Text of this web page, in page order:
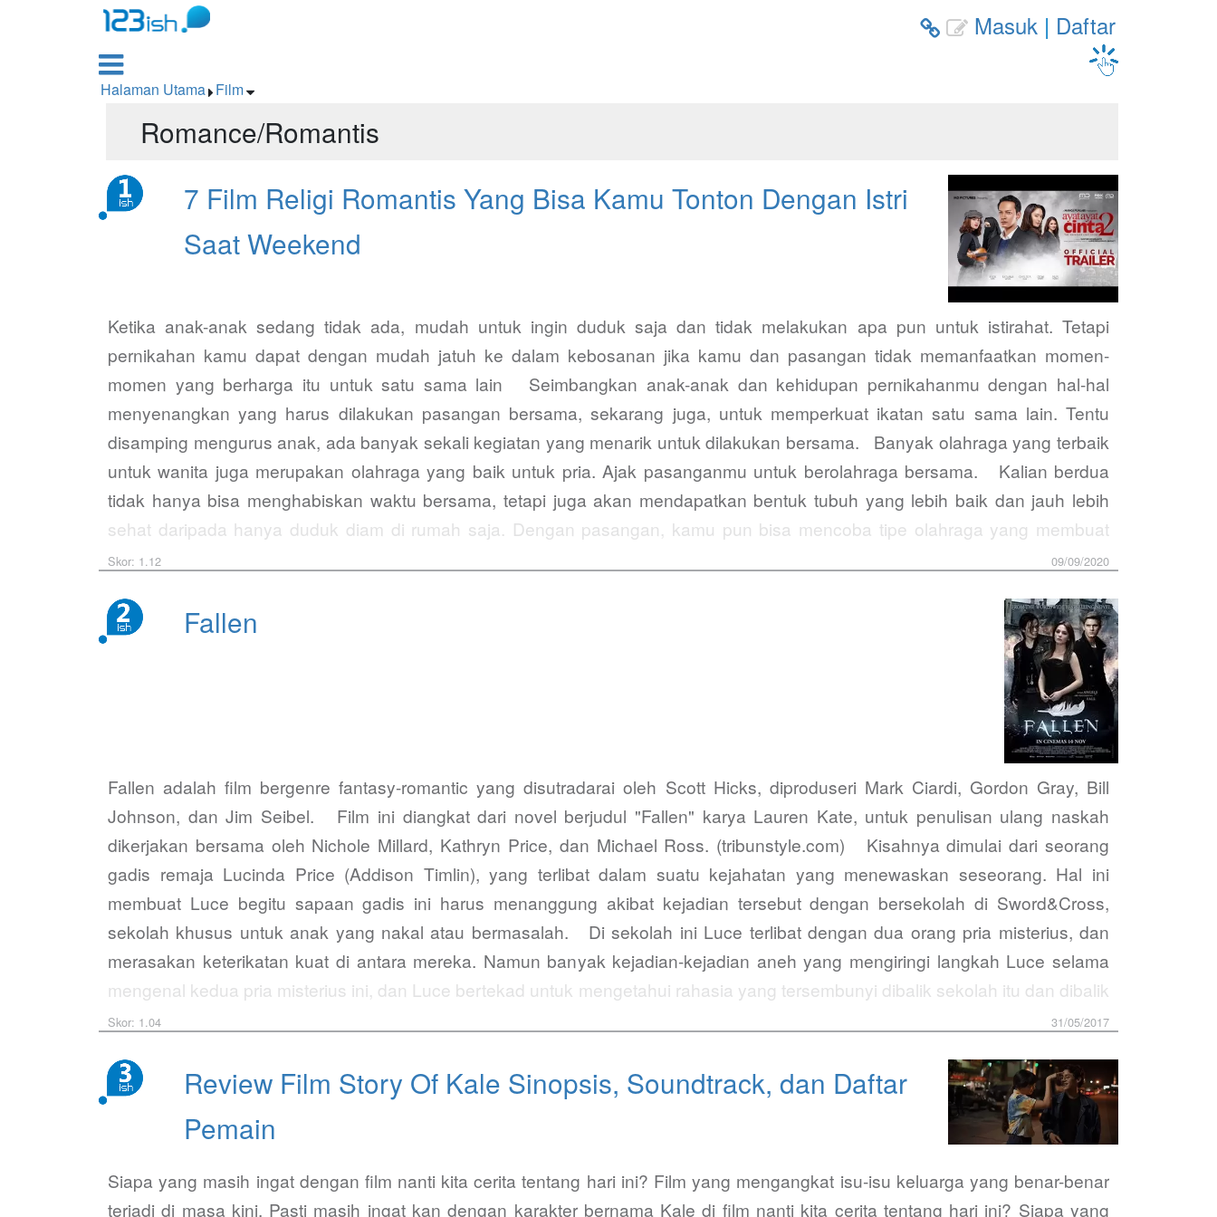
  Masuk| Daftar

Halaman Utama  Film
Romance/Romantis
7 Film Religi Romantis Yang Bisa Kamu Tonton Dengan Istri
Saat Weekend
Ketika anak-anak sedang tidak ada, mudah untuk ingin duduk saja dan tidak melakukan apa pun untuk istirahat. Tetapi
pernikahan kamu dapat dengan mudah jatuh ke dalam kebosanan jika kamu dan pasangan tidak memanfaatkan momen-
momen yang berharga itu untuk satu sama lain Seimbangkan anak-anak dan kehidupan pernikahanmu dengan hal-hal
menyenangkan yang harus dilakukan pasangan bersama, sekarang juga, untuk memperkuat ikatan satu sama lain. Tentu
disamping mengurus anak, ada banyak sekali kegiatan yang menarik untuk dilakukan bersama. Banyak olahraga yang terbaik
untuk wanita juga merupakan olahraga yang baik untuk pria. Ajak pasanganmu untuk berolahraga bersama. Kalian berdua
tidak hanya bisa menghabiskan waktu bersama, tetapi juga akan mendapatkan bentuk tubuh yang lebih baik dan jauh lebih
sehat daripada hanya duduk diam di rumah saja. Dengan pasangan, kamu pun bisa mencoba tipe olahraga yang membuat
pikiran rileks, seperti Yoga misalnya. Buatlah sebuah perubahan untuk rumahmu! Pilih…
Skor: 1.12 09/09/2020
Fallen
Fallen adalah film bergenre fantasy-romantic yang disutradarai oleh Scott Hicks, diproduseri Mark Ciardi, Gordon Gray, Bill
Johnson, dan Jim Seibel. Film ini diangkat dari novel berjudul "Fallen" karya Lauren Kate, untuk penulisan ulang naskah
dikerjakan bersama oleh Nichole Millard, Kathryn Price, dan Michael Ross. (tribunstyle.com) Kisahnya dimulai dari seorang
gadis remaja Lucinda Price (Addison Timlin), yang terlibat dalam suatu kejahatan yang menewaskan seseorang. Hal ini
membuat Luce begitu sapaan gadis ini harus menanggung akibat kejadian tersebut dengan bersekolah di Sword&Cross,
sekolah khusus untuk anak yang nakal atau bermasalah. Di sekolah ini Luce terlibat dengan dua orang pria misterius, dan
merasakan keterikatan kuat di antara mereka. Namun banyak kejadian-kejadian aneh yang mengiringi langkah Luce selama
mengenal kedua pria misterius ini, dan Luce bertekad untuk mengetahui rahasia yang tersembunyi dibalik sekolah itu dan dibalik
kedua pria misterius itu apapun…
Skor: 1.04 31/05/2017
Review Film Story Of Kale Sinopsis, Soundtrack, dan Daftar
Pemain
Siapa yang masih ingat dengan film nanti kita cerita tentang hari ini? Film yang mengangkat isu-isu keluarga yang benar-benar
terjadi di masa kini. Pasti masih ingat kan dengan karakter bernama Kale di film nanti kita cerita tentang hari ini? Siapa yang